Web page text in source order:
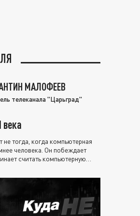
МАЛОФЕЕВ
телеканала "Царьград"
тогда, когда компьютерная
человека. Он побеждает
считать компьютерную